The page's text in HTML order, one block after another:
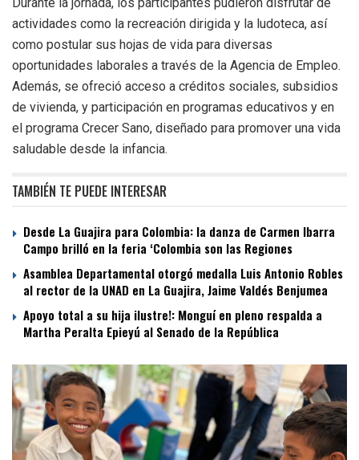
actividades como la recreación dirigida y la ludoteca, así
como postular sus hojas de vida para diversas
oportunidades laborales a través de la Agencia de Empleo.
Además, se ofreció acceso a créditos sociales, subsidios
de vivienda, y participación en programas educativos y en
el programa Crecer Sano, diseñado para promover una vida
saludable desde la infancia.
TAMBIÉN TE PUEDE INTERESAR
Desde La Guajira para Colombia: la danza de Carmen Ibarra
Campo brilló en la feria ‘Colombia son las Regiones
Asamblea Departamental otorgó medalla Luis Antonio Robles
al rector de la UNAD en La Guajira, Jaime Valdés Benjumea
Apoyo total a su hija ilustre!: Monguí en pleno respalda a
Martha Peralta Epieyú al Senado de la República